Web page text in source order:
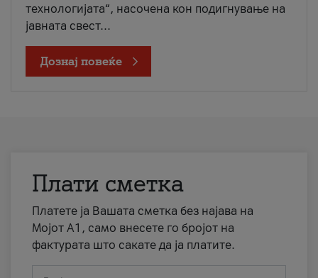
технологијата“, насочена кон подигнување на
јавната свест...
Дознај повеќе
Плати сметка
Платете ја Вашата сметка без најава на
Мојот А1, само внесете го бројот на
фактурата што сакате да ја платите.